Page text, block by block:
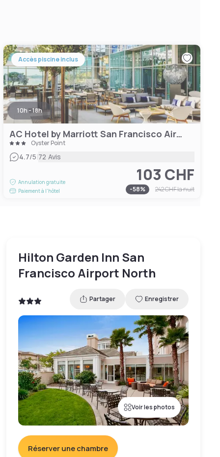
Accès piscine inclus
10h - 18h
AC Hotel by Marriott San Francisco Airport/Oyster Point Waterfront
Oyster Point
4.7/5|72 Avis
Annulation gratuite
Paiement à l'hôtel
103 CHF
-58% 242 CHFla nuit
Hilton Garden Inn San
Francisco Airport North
Partager Enregistrer
Voir les photos
Réserver une chambre